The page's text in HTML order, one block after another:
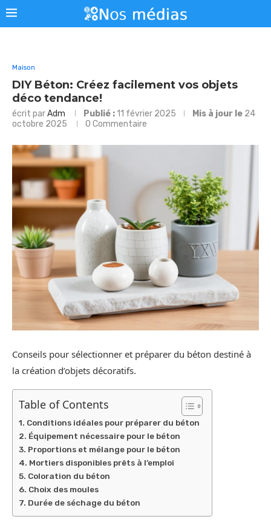
Maison
DIY Béton: Créez facilement vos objets
déco tendance!
écrit parAdm Publié : 11 février 2025 Mis à jour le 24
octobre 2025
0 Commentaire
Conseils pour sélectionner et préparer du béton destiné à
la création d’objets décoratifs.
Table of Contents
Conditions idéales pour préparer du béton
Équipement nécessaire pour le béton
Proportions et mélange pour le béton
Mortiers disponibles prêts à l’emploi
Coloration du béton
Choix des moules
Durée de séchage du béton